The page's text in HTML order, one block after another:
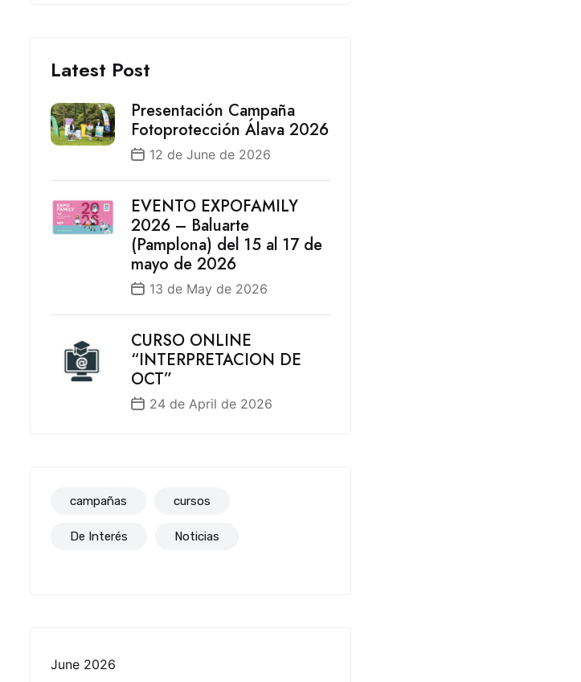
Latest Post
Presentación Campaña
Fotoprotección Álava 2026
12 de June de 2026
EVENTO EXPOFAMILY
2026 – Baluarte
(Pamplona) del 15 al 17 de
mayo de 2026
13 de May de 2026
CURSO ONLINE
“INTERPRETACION DE
OCT”
24 de April de 2026
campañas cursos
De Interés Noticias
June 2026